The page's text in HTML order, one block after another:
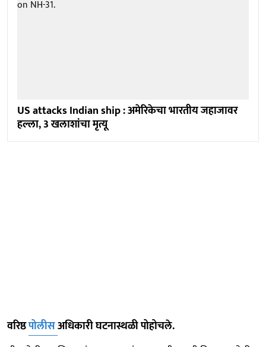
US attacks Indian ship : अमेरिकेचा भारतीय जहाजावर
हल्ला, 3 खलाशांचा मृत्यू
वरिष्ठपोलीसअधिकारी घटनास्थळी पोहोचले.